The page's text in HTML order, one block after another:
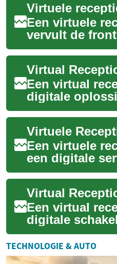
Een virtuele
vervult de
van een
fysieke balie,
telefonische
Een virtual
digitale
telefoontjes,
afhandelt voor
Een virtuele
een digitale
telefoontjes,
overneemt
Een virtual
digitale
patiënten en
iemand of iets
beant...
TECHNOLOGIE & AUTO